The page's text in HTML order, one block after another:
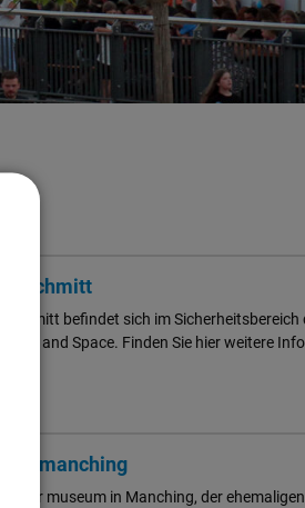
befindet sich im
and Space. Finden Sie hier weitere
manching
römer museum in Manching, der